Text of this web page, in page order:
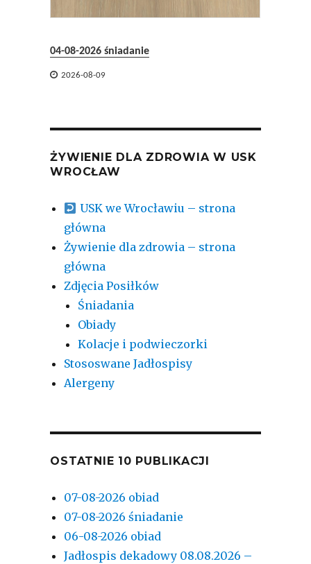
04-08-2026 śniadanie
 2026-08-09
ŻYWIENIE DLA ZDROWIA W USK
WROCŁAW
USK we Wrocławiu – strona
główna
Żywienie dla zdrowia – strona
główna
Zdjęcia Posiłków
Śniadania
Obiady
Kolacje i podwieczorki
Stososwane Jadłospisy
Alergeny
OSTATNIE 10 PUBLIKACJI
07-08-2026 obiad
07-08-2026 śniadanie
06-08-2026 obiad
Jadłospis dekadowy 08.08.2026 –